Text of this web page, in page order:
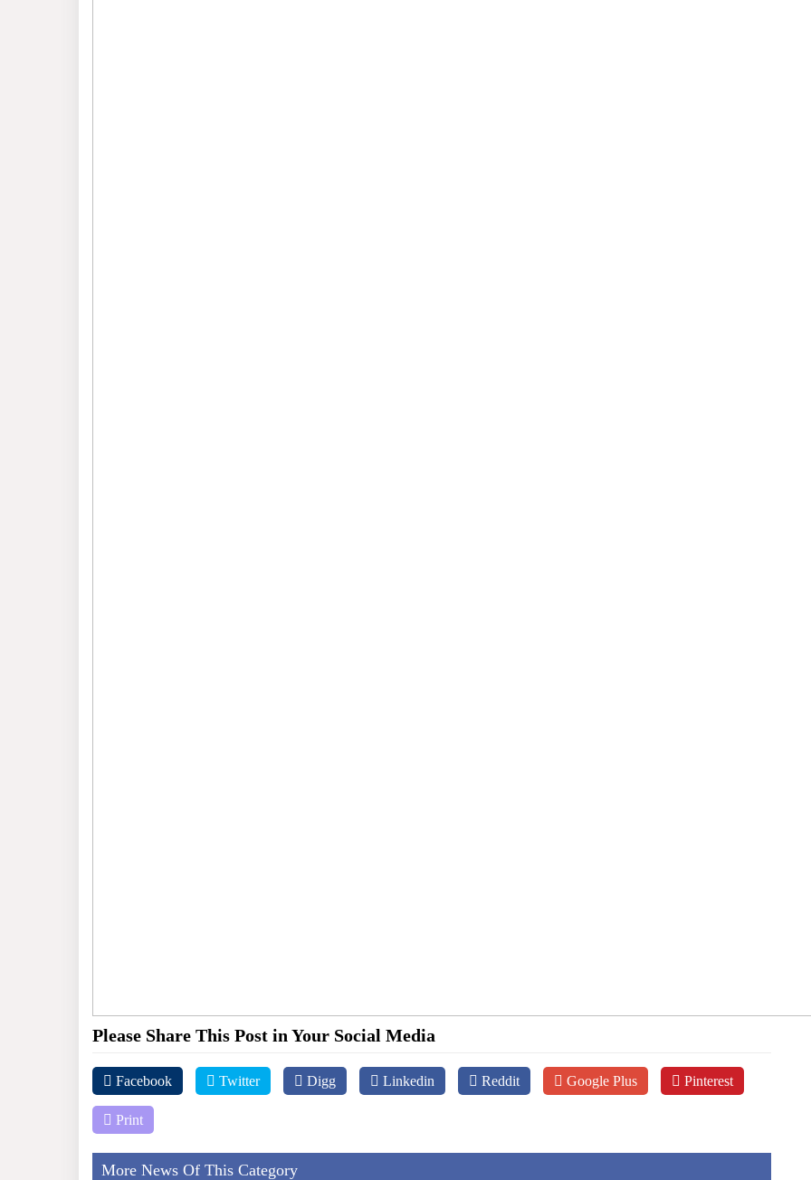
Please Share This Post in Your Social Media
Facebook Twitter Digg Linkedin Reddit Google Plus Pinterest
Print
More News Of This Category